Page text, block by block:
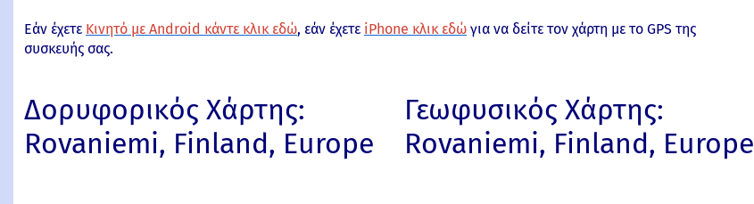
Εάν έχετε Κινητό με Android κάντε κλικ εδώ, εάν έχετε iPhone κλικ εδώ για να δείτε τον χάρτη με το GPS της
συσκευής σας.
Δορυφορικός Χάρτης:
Rovaniemi, Finland, Europe
Γεωφυσικός Χάρτης:
Rovaniemi, Finland, Europe